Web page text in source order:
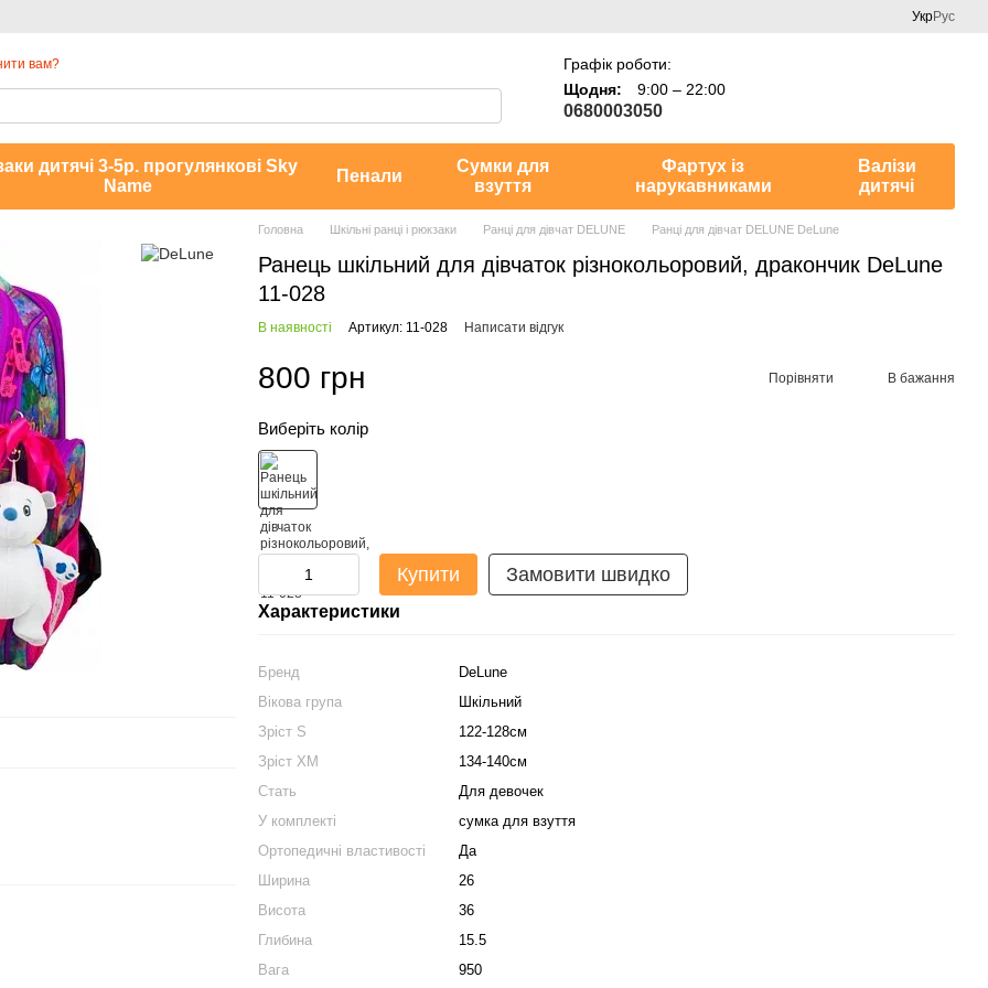
УкрРус
вам?
Графік роботи:
Щодня:
9:00 – 22:00
0680003050
дитячі 3-5р. прогулянкові Sky
Name
Пенали
Сумки для
взуття
Фартух із
нарукавниками
Валізи
дитячі
Головна Шкільні ранці і рюкзаки Ранці для дівчат DELUNE Ранці для дівчат DELUNE DeLune
Ранець шкільний для дівчаток різнокольоровий, дракончик DeLune
11-028
В наявності Артикул: 11-028 Написати відгук
800 грн Порівняти В бажання
Виберіть колір
Купити Замовити швидко
Характеристики
Бренд
DeLune
Вікова група
Шкільний
Зріст S
122-128см
Зріст XM
134-140см
Стать
Для девочек
У комплекті
сумка для взуття
Ортопедичні властивості
Да
Ширина
26
Висота
36
Глибина
15.5
Вага
950